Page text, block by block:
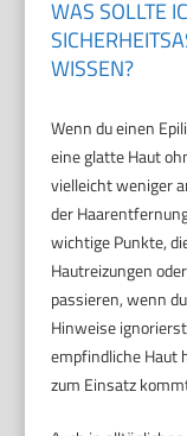
WAS SOLLTE
WISSEN?
Wenn du einen
eine glatte Haut
vielleicht weniger
der
wichtige Punkte,
Hautreizungen
passieren, wenn
Hinweise
empfindliche Haut
zum Einsatz